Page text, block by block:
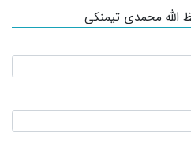
الله محمدی تیمنکی